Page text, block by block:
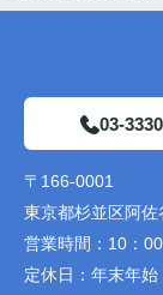
03-
〒166-0001
東京都杉並区阿
営業時間： 10：
定休日： 年末年始